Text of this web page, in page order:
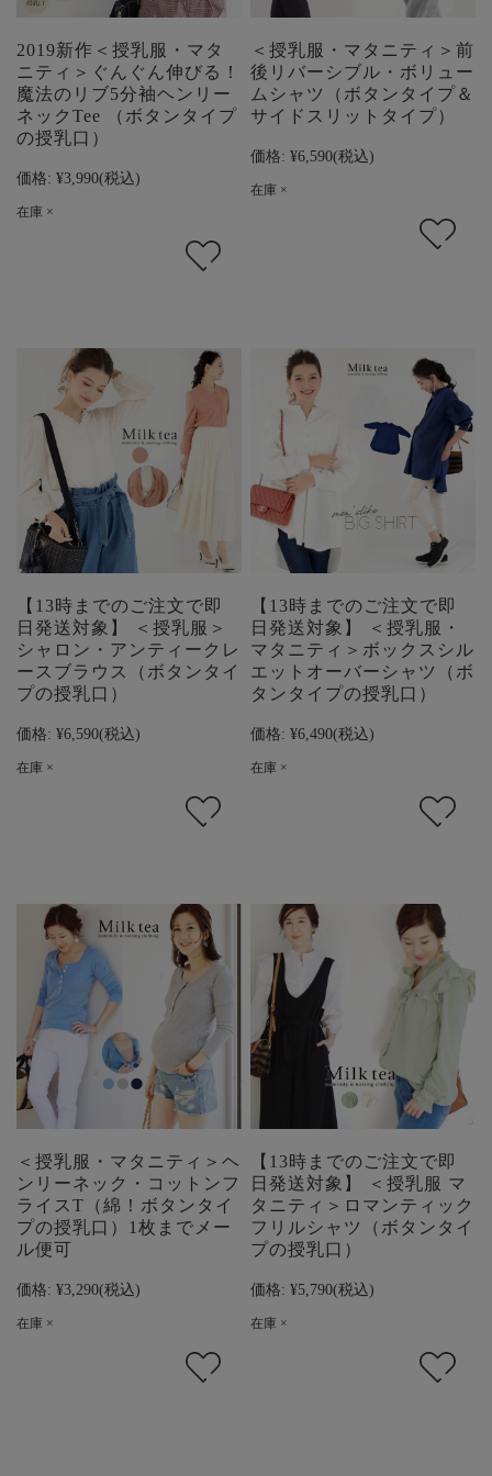
2019新作＜授乳服・マタ
ニティ＞ぐんぐん伸びる！
魔法のリブ5分袖ヘンリー
ネックTee （ボタンタイプ
の授乳口）
価格: ¥3,990(税込)
在庫 ×
＜授乳服・マタニティ＞前
後リバーシブル・ボリュー
ムシャツ（ボタンタイプ＆
サイドスリットタイプ）
価格: ¥6,590(税込)
在庫 ×
【13時までのご注文で即
日発送対象】 ＜授乳服＞
シャロン・アンティークレ
ースブラウス（ボタンタイ
プの授乳口）
価格: ¥6,590(税込)
在庫 ×
【13時までのご注文で即
日発送対象】 ＜授乳服・
マタニティ＞ボックスシル
エットオーバーシャツ（ボ
タンタイプの授乳口）
価格: ¥6,490(税込)
在庫 ×
＜授乳服・マタニティ＞ヘ
ンリーネック・コットンフ
ライスT（綿！ボタンタイ
プの授乳口）1枚までメー
ル便可
価格: ¥3,290(税込)
在庫 ×
【13時までのご注文で即
日発送対象】 ＜授乳服 マ
タニティ＞ロマンティック
フリルシャツ（ボタンタイ
プの授乳口）
価格: ¥5,790(税込)
在庫 ×